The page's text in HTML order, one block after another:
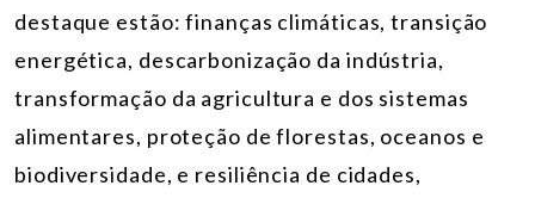
destaque estão: finanças climáticas, transição
energética, descarbonização da indústria,
transformação da agricultura e dos sistemas
alimentares, proteção de florestas, oceanos e
biodiversidade, e resiliência de cidades,